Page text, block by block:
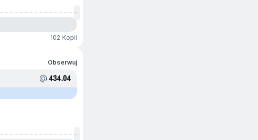
102 Kopii
Obserwuj
434.04